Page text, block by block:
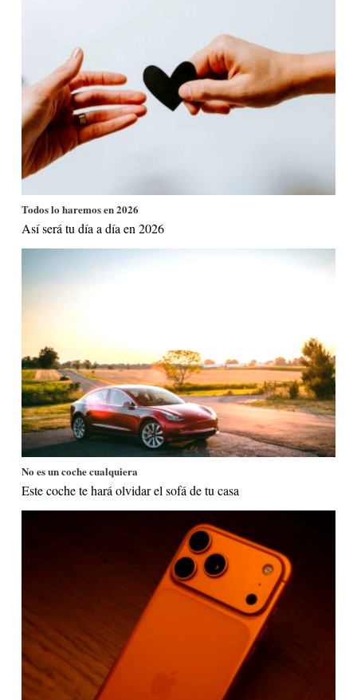
Todos lo haremos en 2026
Así será tu día a día en 2026
No es un coche cualquiera
Este coche te hará olvidar el sofá de tu casa